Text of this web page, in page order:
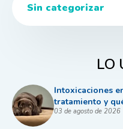
Sin categorizar
LO
Intoxicaciones
tratamiento y
03 de agosto de 2026